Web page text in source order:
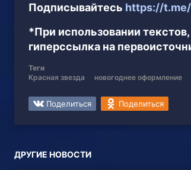
Подписывайтесь https://
*При использовании
гиперссылка на
Теги
Красная звезда
новогоднее оформление
Поделиться Поделиться
ДРУГИЕ НОВОСТИ